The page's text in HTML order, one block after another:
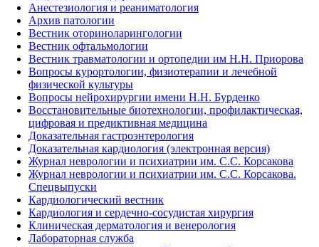
Анестезиология и реаниматология
Архив патологии
Вестник оториноларингологии
Вестник офтальмологии
Вестник травматологии и ортопедии им Н.Н. Приорова
Вопросы курортологии, физиотерапии и лечебной
физической культуры
Вопросы нейрохирургии имени Н.Н. Бурденко
Восстановительные биотехнологии, профилактическая,
цифровая и предиктивная медицина
Доказательная гастроэнтерология
Доказательная кардиология (электронная версия)
Журнал неврологии и психиатрии им. С.С. Корсакова
Журнал неврологии и психиатрии им. С.С. Корсакова.
Спецвыпуски
Кардиологический вестник
Кардиология и сердечно-сосудистая хирургия
Клиническая дерматология и венерология
Лабораторная служба